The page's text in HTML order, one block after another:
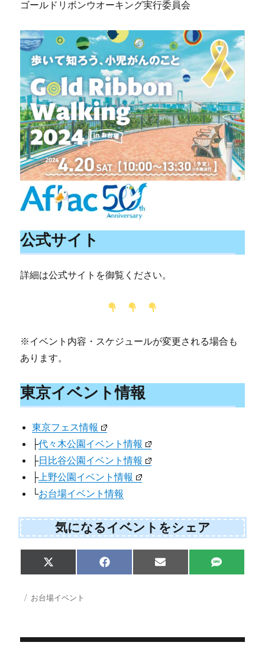
ゴールドリボンウオーキング実行委員会
公式サイト
詳細は公式サイトを御覧ください。
※イベント内容・スケジュールが変更される場合も
あります。
東京イベント情報
東京フェス情報
├代々木公園イベント情報
├日比谷公園イベント情報
├上野公園イベント情報
└お台場イベント情報
気になるイベントをシェア
Share
on
X
(
w
i
r
Share
on
F
a
Share
on
E
m
Share
on
S
M
投 カ
お台場イベント